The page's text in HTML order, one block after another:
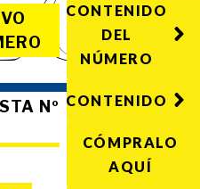
Nº
CONTENIDO
DEL
NÚMERO
CONTENIDO
CÓMPRALO
AQUÍ